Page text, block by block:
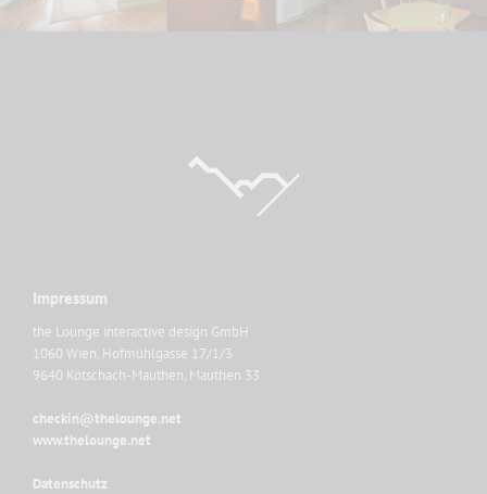
Impressum
the Lounge interactive design GmbH
1060 Wien, Hofmühlgasse 17/1/3
9640 Kötschach-Mauthen, Mauthen 33
checkin@thelounge.net
www.thelounge.net
Datenschutz